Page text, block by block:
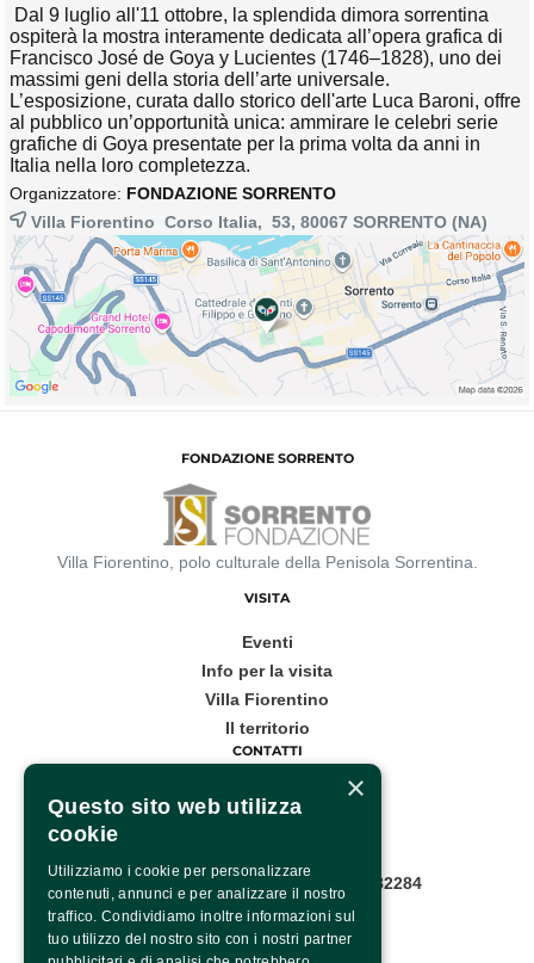
Dal 9 luglio all'11 ottobre, la splendida dimora sorrentina
ospiterà la mostra interamente dedicata all’opera grafica di
Francisco José de Goya y Lucientes (1746–1828), uno dei
massimi geni della storia dell’arte universale.
L’esposizione, curata dallo storico dell'arte Luca Baroni, offre
al pubblico un’opportunità unica: ammirare le celebri serie
grafiche di Goya presentate per la prima volta da anni in
Italia nella loro completezza.
Organizzatore: FONDAZIONE SORRENTO
Villa Fiorentino Corso Italia, 53, 80067 SORRENTO (NA)
FONDAZIONE SORRENTO
Villa Fiorentino, polo culturale della Penisola Sorrentina.
VISITA
Eventi
Info per la visita
Villa Fiorentino
Il territorio
CONTATTI
Corso Italia, 53
Infopoint WhatsApp: +39 081 8782284
Pagina contatti
SOCIAL
×
Questo sito web utilizza
cookie
Utilizziamo i cookie per personalizzare
contenuti, annunci e per analizzare il nostro
traffico. Condividiamo inoltre informazioni sul
tuo utilizzo del nostro sito con i nostri partner